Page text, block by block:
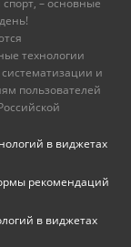
технологии
и
пользователей
в виджетах
рекомендаций
в виджетах